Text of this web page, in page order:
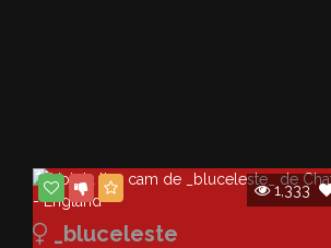
1,333
_bluceleste